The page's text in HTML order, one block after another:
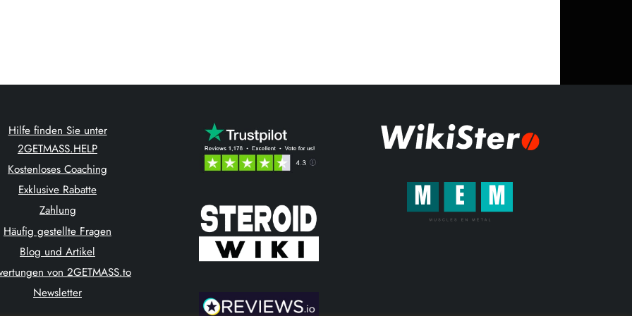
Hilfe finden Sie unter
2GETMASS.HELP
Kostenloses Coaching
Exklusive Rabatte
Zahlung
Häufig gestellte Fragen
Blog und Artikel
von 2GETMASS.to
Newsletter